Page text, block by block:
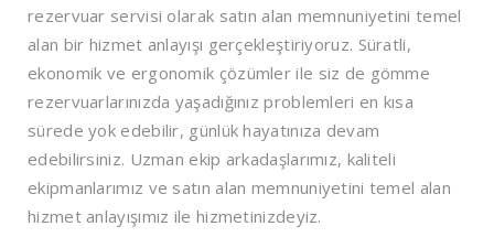
rezervuar servisi olarak satın alan memnuniyetini temel
alan bir hizmet anlayışı gerçekleştiriyoruz. Süratli,
ekonomik ve ergonomik çözümler ile siz de gömme
rezervuarlarınızda yaşadığınız problemleri en kısa
sürede yok edebilir, günlük hayatınıza devam
edebilirsiniz. Uzman ekip arkadaşlarımız, kaliteli
ekipmanlarımız ve satın alan memnuniyetini temel alan
hizmet anlayışımız ile hizmetinizdeyiz.